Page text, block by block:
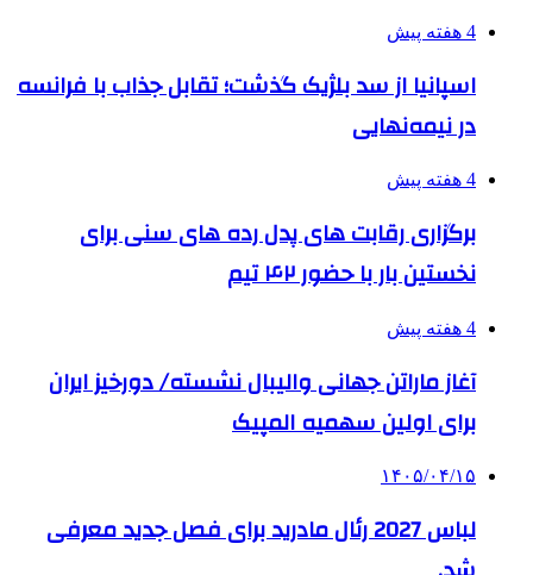
4 هفته پیش
اسپانیا از سد بلژیک گذشت؛ تقابل جذاب با فرانسه
در نیمه‌نهایی
4 هفته پیش
برگزاری رقابت های پدل رده های سنی برای
نخستین بار با حضور ۴۲ تیم
4 هفته پیش
آغاز ماراتن جهانی والیبال نشسته/ دورخیز ایران
برای اولین سهمیه المپیک
۱۴۰۵/۰۴/۱۵
لباس 2027 رئال مادرید برای فصل جدید معرفی